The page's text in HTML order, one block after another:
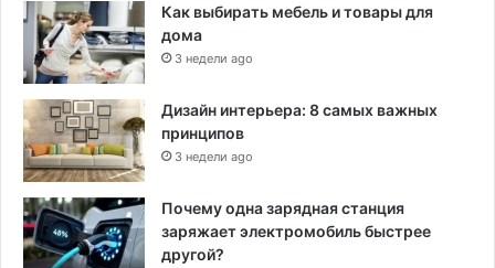
Как выбирать мебель и товары для
дома
3 недели ago
Дизайн интерьера: 8 самых важных
принципов
3 недели ago
Почему одна зарядная станция
заряжает электромобиль быстрее
другой?